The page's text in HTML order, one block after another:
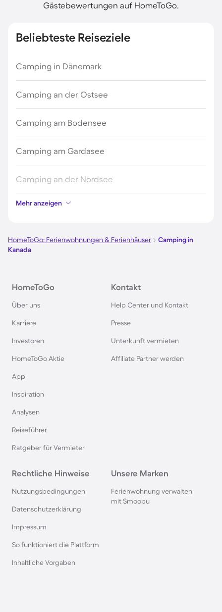
Gästebewertungen auf HomeToGo.
Beliebteste Reiseziele
Camping in Dänemark
Camping an der Ostsee
Camping am Bodensee
Camping am Gardasee
Camping an der Nordsee
Camping in Kroatien
Camping auf Fehmarn
Camping im Harz
Camping auf Usedom
Camping in Schweden
Camping in Holland
Camping in Bibione
Camping in Deutschland
Mehr anzeigen
HomeToGo: Ferienwohnungen & Ferienhäuser
Camping in
Kanada
HomeToGo
Über uns
Karriere
Investoren
HomeToGo Aktie
App
Inspiration
Analysen
Reiseführer
Ratgeber für Vermieter
Kontakt
Help Center und Kontakt
Presse
Unterkunft vermieten
Affiliate Partner werden
Rechtliche Hinweise
Nutzungsbedingungen
Datenschutzerklärung
Impressum
So funktioniert die Plattform
Inhaltliche Vorgaben
Unsere Marken
Ferienwohnung verwalten
mit Smoobu